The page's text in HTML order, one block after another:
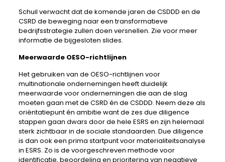
Schuil verwacht dat de komende jaren de CSDDD en de
CSRD de beweging naar een transformatieve
bedrijfsstrategie zullen doen versnellen. Zie voor meer
informatie de bijgesloten slides.
Meerwaarde OESO-richtlijnen
Het gebruiken van de OESO-richtlijnen voor
multinationale ondernemingen heeft duidelijk
meerwaarde voor ondernemingen die aan de slag
moeten gaan met de CSRD én de CSDDD. Neem deze als
oriëntatiepunt én ambitie want de zes due diligence
stappen gaan dwars door de hele ESRS en zijn helemaal
sterk zichtbaar in de sociale standaarden. Due diligence
is dan ook een prima startpunt voor materialiteitsanalyse
in ESRS. Zo is de voorgeschreven methode voor
identificatie, beoordeling en prioritering van negatieve